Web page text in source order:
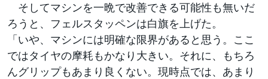
そしてマシンを一晩で改善できる可能性も無いだ
ろうと、フェルスタッペンは白旗を上げた。
「いや、マシンには明確な限界があると思う。ここ
ではタイヤの摩耗もかなり大きい。それに、もちろ
んグリップもあまり良くない。現時点では、あまり